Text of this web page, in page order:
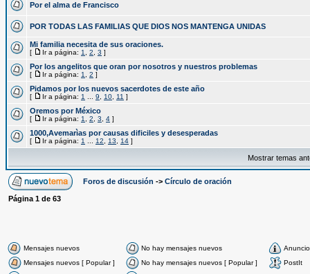
Por el alma de Francisco
POR TODAS LAS FAMILIAS QUE DIOS NOS MANTENGA UNIDAS
Mi familia necesita de sus oraciones.
[ Ir a página: 1 2 3 ]
Por los angelitos que oran por nosotros y nuestros problemas
[ Ir a página: 1 2 ]
Pidamos por los nuevos sacerdotes de este año
[ Ir a página: 1 9 10 11 ]
Oremos por México
[ Ir a página: 1 2 3 4 ]
1000,Avemarìas por causas dificiles y desesperadas
[ Ir a página: 1 12 13 14 ]
Mostrar temas
Foros de discusión -> Círculo de oración
Página 1 de 63
Mensajes nuevos No hay mensajes nuevos
Anuncio
Mensajes nuevos [ Popular ]
No hay mensajes nuevos [ Popular ]
PostIt